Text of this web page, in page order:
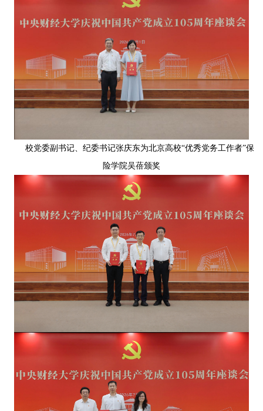
校党委副书记、纪委书记张庆东为北京高校“优秀党务工作者”保
险学院吴蓓颁奖